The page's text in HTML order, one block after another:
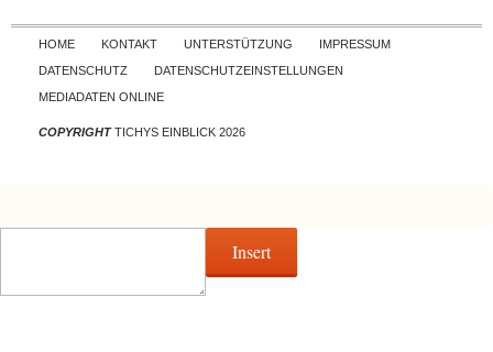
Skip to content
HOME KONTAKT UNTERSTÜTZUNG
IMPRESSUM
DATENSCHUTZ
DATENSCHUTZEINSTELLUNGEN
MEDIADATEN ONLINE
COPYRIGHTTICHYS EINBLICK 2026
Insert